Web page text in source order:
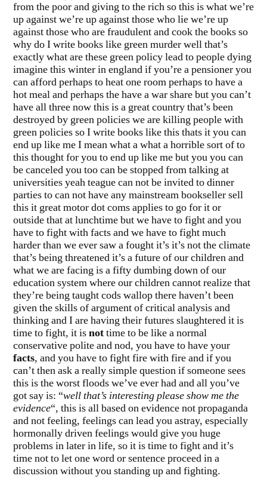
from the poor and giving to the rich so this is what we’re
up against we’re up against those who lie we’re up
against those who are fraudulent and cook the books so
why do I write books like green murder well that’s
exactly what are these green policy lead to people dying
imagine this winter in england if you’re a pensioner you
can afford perhaps to heat one room perhaps to have a
hot meal and perhaps the have a war share but you can’t
have all three now this is a great country that’s been
destroyed by green policies we are killing people with
green policies so I write books like this thats it you can
end up like me I mean what a what a horrible sort of to
this thought for you to end up like me but you you can
be canceled you too can be stopped from talking at
universities yeah teague can not be invited to dinner
parties to can not have any mainstream bookseller sell
this it great motor dot coms applies to go for it or
outside that at lunchtime but we have to fight and you
have to fight with facts and we have to fight much
harder than we ever saw a fought it’s it’s not the climate
that’s being threatened it’s a future of our children and
what we are facing is a fifty dumbing down of our
education system where our children cannot realize that
they’re being taught cods wallop there haven’t been
given the skills of argument of critical analysis and
thinking and I are having their futures slaughtered it is
time to fight, it isnottime to be like a normal
conservative polite and nod, you have to have your
facts, and you have to fight fire with fire and if you
can’t then ask a really simple question if someone sees
this is the worst floods we’ve ever had and all you’ve
got say is: “well that’s interesting please show me the
evidence“, this is all based on evidence not propaganda
and not feeling, feelings can lead you astray, especially
hormonally driven feelings would give you huge
problems in later in life, so it is time to fight and it’s
time not to let one word or sentence proceed in a
discussion without you standing up and fighting.